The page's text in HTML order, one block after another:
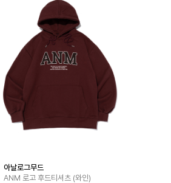
아날로그무드
ANM 로고 후드티셔츠 (와인)